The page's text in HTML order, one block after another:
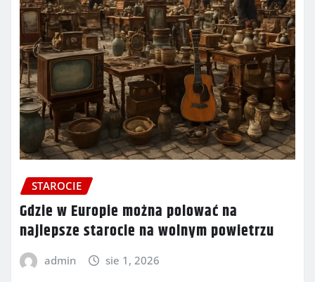
STAROCIE
Gdzie w Europie można polować na
najlepsze starocie na wolnym powietrzu
admin sie 1, 2026